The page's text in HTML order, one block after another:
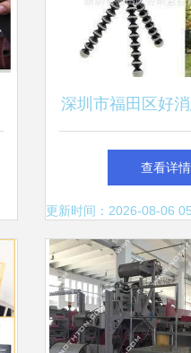
深圳市福田区好
批发行 专业提供
三脚架，工厂直
查看详情
更新时间：2026-08-06